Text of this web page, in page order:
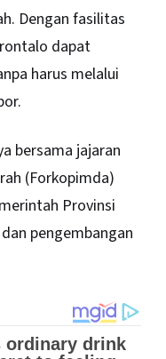
Dengan fasilitas
dapat
harus melalui
bersama jajaran
(Forkopimda)
Provinsi
pengembangan